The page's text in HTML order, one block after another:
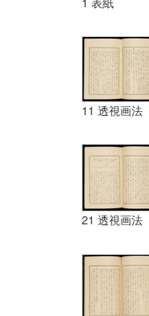
11 透視画法
21 透視画法